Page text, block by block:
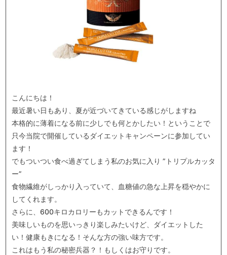
こんにちは！
最近暑い日もあり、夏が近づいてきている感じがしますね
本格的に薄着になる前に少しでも何とかしたい！ということで
只今当院で開催しているダイエットキャンペーンに参加してい
ます！
でもついつい食べ過ぎてしまう私のお気に入り ”トリプルカッタ
ー”
食物繊維がしっかり入っていて、血糖値の急な上昇を穏やかに
してくれます。
さらに、600キロカロリーもカットできるんです！
美味しいものを思いっきり楽しみたいけど、ダイエットした
い！健康もきになる！そんな方の強い味方です。
これはもう私の秘密兵器？！もしくはお守りです。